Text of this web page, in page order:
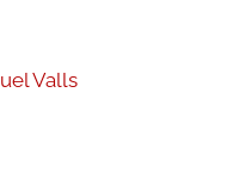
Valls